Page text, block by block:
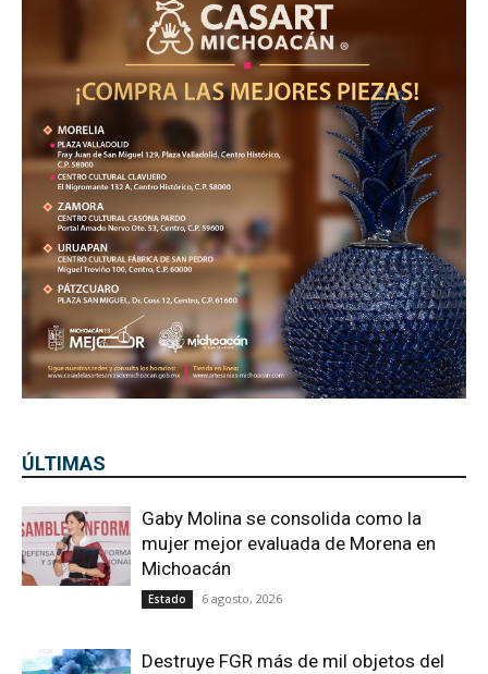
ÚLTIMAS
Gaby Molina se consolida como la
mujer mejor evaluada de Morena en
Michoacán
Estado 6 agosto, 2026
Destruye FGR más de mil objetos del